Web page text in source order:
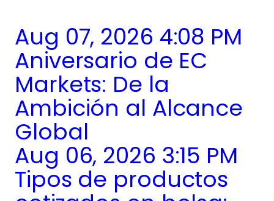
Aug 07, 2026 4:08 PM
Aniversario de EC
Markets: De la
Ambición al Alcance
Global
Aug 06, 2026 3:15 PM
Tipos de productos